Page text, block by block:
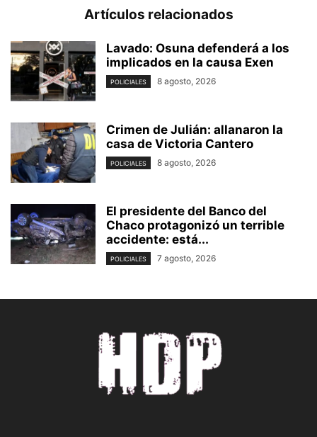
Artículos relacionados
Lavado: Osuna defenderá a los
implicados en la causa Exen
POLICIALES 8 agosto, 2026
Crimen de Julián: allanaron la
casa de Victoria Cantero
POLICIALES 8 agosto, 2026
El presidente del Banco del
Chaco protagonizó un terrible
accidente: está...
POLICIALES 7 agosto, 2026